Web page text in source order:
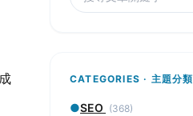
CATEGORIES · 主題分類
●SEO (368)